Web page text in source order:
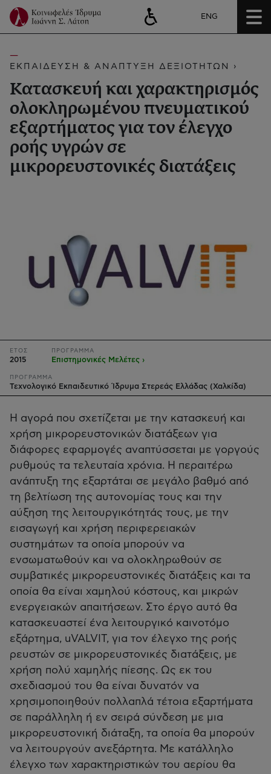
ENG
ΕΚΠΑΙΔΕΥΣΗ & ΑΝΑΠΤΥΞΗ ΔΕΞΙΟΤΗΤΩΝ ›
Κατασκευή και χαρακτηρισμός
ολοκληρωμένου πνευματικού
εξαρτήματος για τον έλεγχο
ροής υγρών σε
μικρορευστονικές διατάξεις
ΕΤΟΣ
2015
ΠΡΟΓΡΑΜΜΑ
Επιστημονικές Μελέτες ›
ΠΡΟΓΡΑΜΜΑ
Τεχνολογικό Εκπαιδευτικό Ίδρυμα Στερεάς Ελλάδας (Χαλκίδα)
Η αγορά που σχετίζεται με την κατασκευή και
χρήση μικρορευστονικών διατάξεων για
διάφορες εφαρμογές αναπτύσσεται με γοργούς
ρυθμούς τα τελευταία χρόνια. Η περαιτέρω
ανάπτυξη της εξαρτάται σε μεγάλο βαθμό από
τη βελτίωση της αυτονομίας τους και την
αύξηση της λειτουργικότητάς τους, με την
εισαγωγή και χρήση περιφερειακών
συστημάτων τα οποία μπορούν να
ενσωματωθούν και να ολοκληρωθούν σε
συμβατικές μικρορευστονικές διατάξεις και τα
οποία θα είναι χαμηλού κόστους, και μικρών
ενεργειακών απαιτήσεων. Στο έργο αυτό θα
κατασκευαστεί ένα λειτουργικό καινοτόμο
εξάρτημα, uVALVIT, για τον έλεγχο της ροής
ρευστών σε μικρορευστονικές διατάξεις, με
χρήση πολύ χαμηλής πίεσης. Ως εκ του
σχεδιασμού του θα είναι δυνατόν να
χρησιμοποιηθούν πολλαπλά τέτοια εξαρτήματα
σε παράλληλη ή εν σειρά σύνδεση με μια
μικρορευστονική διάταξη, τα οποία θα μπορούν
να λειτουργούν ανεξάρτητα. Με κατάλληλο
έλεγχο των χαρακτηριστικών του αερίου θα